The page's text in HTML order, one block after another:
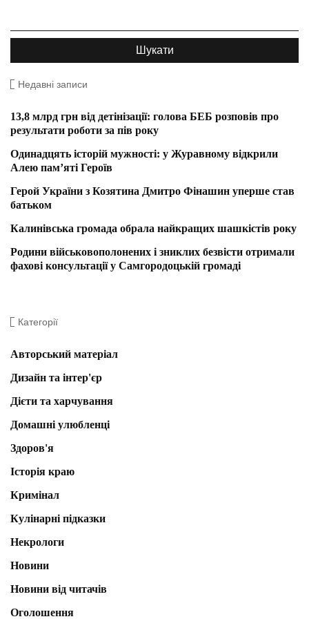
Недавні записи
13,8 млрд грн від детінізації: голова БЕБ розповів про
результати роботи за пів року
Одинадцять історій мужності: у Журавному відкрили
Алею пам’яті Героїв
Герой України з Козятина Дмитро Фінашин уперше став
батьком
Калинівська громада обрала найкращих шашкістів року
Родини військовополонених і зниклих безвісти отримали
фахові консультації у Самгородоцькій громаді
Категорії
Авторський матеріал
Дизайн та інтер'єр
Дієти та харчування
Домашні улюбленці
Здоров'я
Історія краю
Кримінал
Кулінарні підказки
Некрологи
Новини
Новини від читачів
Оголошення